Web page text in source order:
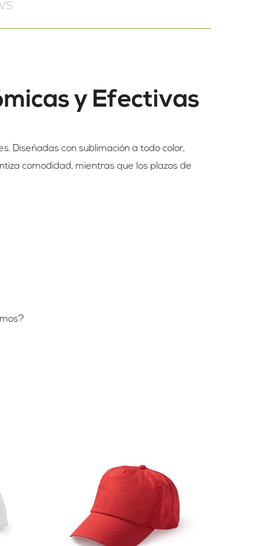
y Efectivas
Diseñadas con sublimación a todo color,
comodidad, mientras que los plazos de